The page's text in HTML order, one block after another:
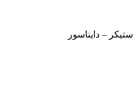
استیکر – دایناسور